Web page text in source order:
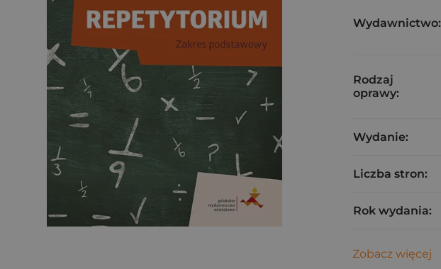
Wydawnictwo:
Rodzaj
oprawy:
Wydanie:
Liczba stron:
Rok wydania:
Zobacz więcej